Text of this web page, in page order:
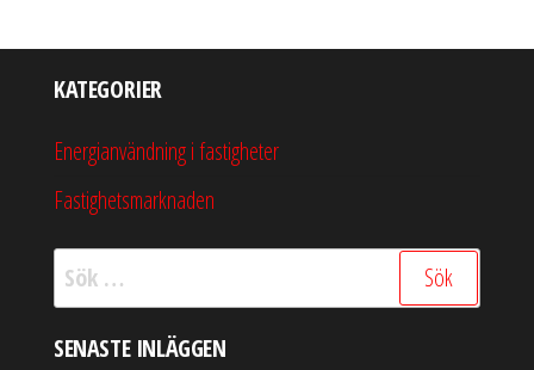
KATEGORIER
Energianvändning i fastigheter
Fastighetsmarknaden
Sök
efter:
SENASTE INLÄGGEN